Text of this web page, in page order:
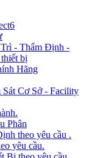
- Thẩm Định -
bị
Hãng
Cơ Sở - Facility
Phân
theo yêu cầu .
yêu cầu.